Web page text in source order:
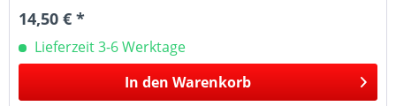
14,50 € *
Lieferzeit 3-6 Werktage
In den Warenkorb